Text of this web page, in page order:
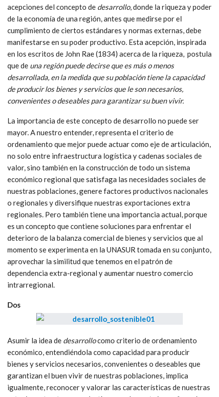
acepciones del concepto de desarrollo, donde la riqueza y poder
de la economía de una región, antes que medirse por el
cumplimiento de ciertos estándares y normas externas, debe
manifestarse en su poder productivo. Esta acepción, inspirada
en los escritos de John Rae (1834) acerca de la riqueza, postula
que de una región puede decirse que es más o menos
desarrollada, en la medida que su población tiene la capacidad
de producir los bienes y servicios que le son necesarios,
convenientes o deseables para garantizar su buen vivir.
La importancia de este concepto de desarrollo no puede ser
mayor. A nuestro entender, representa el criterio de
ordenamiento que mejor puede actuar como eje de articulación,
no solo entre infraestructura logística y cadenas sociales de
valor, sino también en la construcción de todo un sistema
económico regional que satisfaga las necesidades sociales de
nuestras poblaciones, genere factores productivos nacionales
o regionales y diversifique nuestras exportaciones extra
regionales. Pero también tiene una importancia actual, porque
es un concepto que contiene soluciones para enfrentar el
deterioro de la balanza comercial de bienes y servicios que al
momento se experimenta en la UNASUR tomada en su conjunto,
aprovechar la similitud que tenemos en el patrón de
dependencia extra-regional y aumentar nuestro comercio
intrarregional.
Dos
Asumir la idea de desarrollocomo criterio de ordenamiento
económico, entendiéndola como capacidad para producir
bienes y servicios necesarios, convenientes o deseables que
garantizan el buen vivir de nuestras poblaciones, implica
igualmente, reconocer y valorar las características de nuestras